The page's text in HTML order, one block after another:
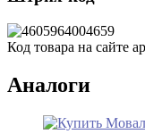
Код товара на сайте
Аналоги